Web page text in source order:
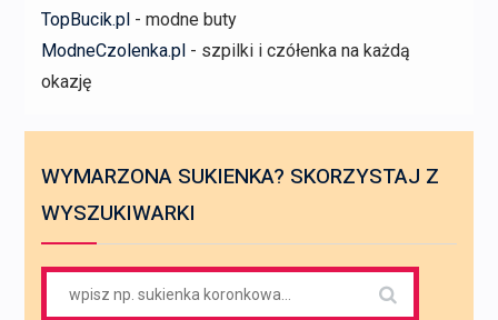
TopBucik.pl - modne buty
ModneCzolenka.pl - szpilki i czółenka na każdą
okazję
WYMARZONA SUKIENKA? SKORZYSTAJ Z
WYSZUKIWARKI
for: